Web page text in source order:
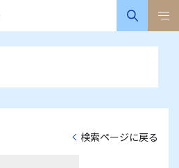
検索ページに戻る